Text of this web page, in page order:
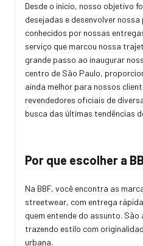
Desde o início, nosso objetivo
desejadas e desenvolver
conhecidos por nossas
serviço que marcou nossa
grande passo ao inaugurar
centro de São Paulo,
ainda melhor para nossos
revendedores oficiais de
busca das últimas tendências
Por que escolher a
Na BBF, você encontra as
streetwear, com entrega
quem entende do assunto. São
trazendo estilo com
urbana.